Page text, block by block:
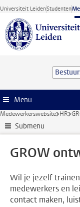
Ga direct naar de
Universiteit LeidenStudenten
Menu
Medewerkerswebsite HR
Submenu
GROW
Wil je jezelf
medewerkers en
contact maken,